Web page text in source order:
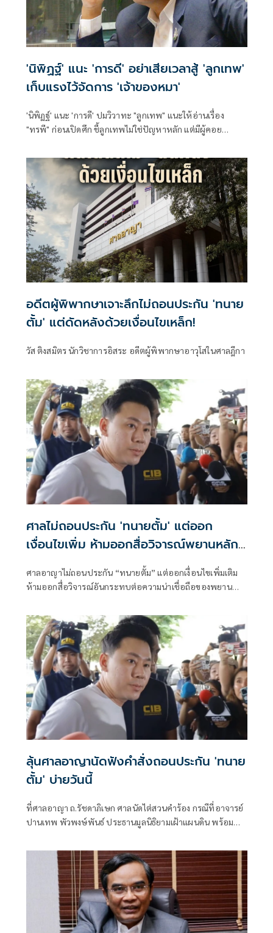
'นิพิฏฐ์' แนะ 'การดี' อย่าเสียเวลาสู้ 'ลูกเทพ'
เก็บแรงไว้จัดการ 'เจ้าของหมา'
'นิพิฏฐ์' แนะ 'การดี' ปมวิวาทะ "ลูกเทพ" แนะให้อ่านเรื่อง
"ทรพี" ก่อนเปิดศึก ชี้ลูกเทพไม่ใช่ปัญหาหลัก แต่มีผู้คอย
อดีตผู้พิพากษาเจาะลึกไม่ถอนประกัน 'ทนาย
ตั้ม' แต่ดัดหลังด้วยเงื่อนไขเหล็ก!
วัส ติงสมิตร นักวิชาการอิสระ อดีตผู้พิพากษาอาวุโสในศาลฎีกา
ศาลไม่ถอนประกัน 'ทนายตั้ม' แต่ออก
เงื่อนไขเพิ่ม ห้ามออกสื่อวิจารณ์พยานหลัก
ศาลอาญาไม่ถอนประกัน “ทนายตั้ม” แต่ออกเงื่อนไขเพิ่มเติม
ห้ามออกสื่อวิจารณ์อันกระทบต่อความน่าเชื่อถือของพยาน
ลุ้นศาลอาญานัดฟังคำสั่งถอนประกัน 'ทนาย
ตั้ม' บ่ายวันนี้
ที่ศาลอาญา ถ.รัชดาภิเษก ศาลนัดไต่สวนคำร้อง กรณีที่อาจารย์
ปานเทพ พัวพงษ์พันธ์ ประธานมูลนิธิยามเฝ้าแผนดิน พร้อม